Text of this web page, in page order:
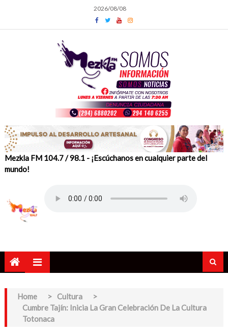
content
2026/08/08
Mezkla FM 104.7 / 98.1 - ¡Escúchanos en cualquier parte del
mundo!
Home > Cultura
>
Cumbre Tajín: Inicia La Gran Celebración De La Cultura
Totonaca